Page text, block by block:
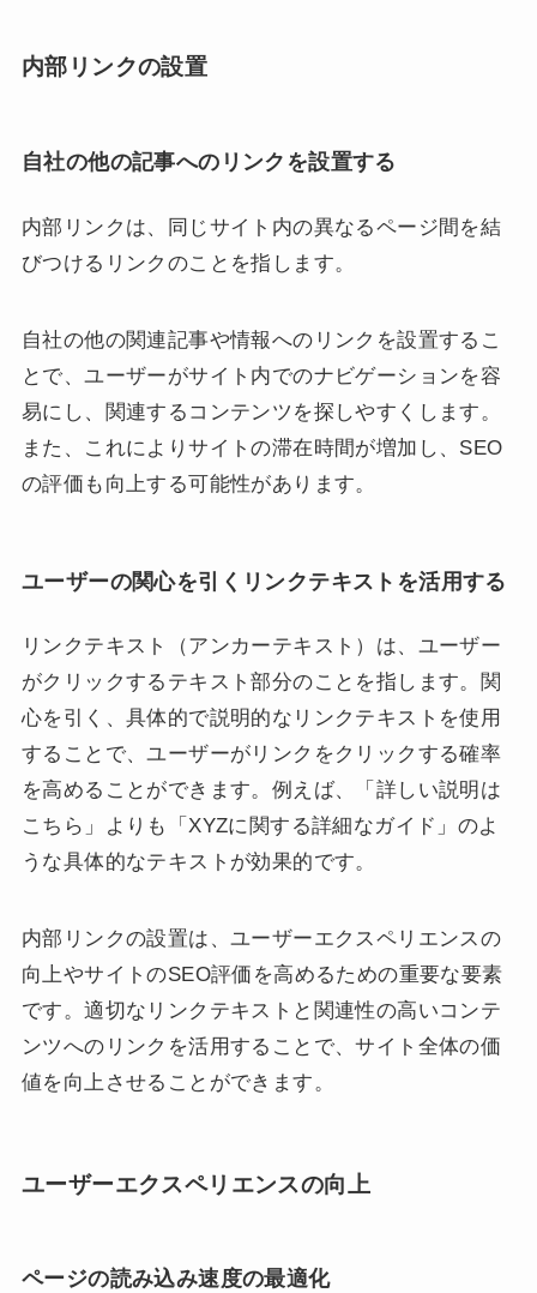
内部リンクの設置
自社の他の記事へのリンクを設置する
内部リンクは、同じサイト内の異なるページ間を結
びつけるリンクのことを指します。
自社の他の関連記事や情報へのリンクを設置するこ
とで、ユーザーがサイト内でのナビゲーションを容
易にし、関連するコンテンツを探しやすくします。
また、これによりサイトの滞在時間が増加し、SEO
の評価も向上する可能性があります。
ユーザーの関心を引くリンクテキストを活用する
リンクテキスト（アンカーテキスト）は、ユーザー
がクリックするテキスト部分のことを指します。関
心を引く、具体的で説明的なリンクテキストを使用
することで、ユーザーがリンクをクリックする確率
を高めることができます。例えば、「詳しい説明は
こちら」よりも「XYZに関する詳細なガイド」のよ
うな具体的なテキストが効果的です。
内部リンクの設置は、ユーザーエクスペリエンスの
向上やサイトのSEO評価を高めるための重要な要素
です。適切なリンクテキストと関連性の高いコンテ
ンツへのリンクを活用することで、サイト全体の価
値を向上させることができます。
ユーザーエクスペリエンスの向上
ページの読み込み速度の最適化